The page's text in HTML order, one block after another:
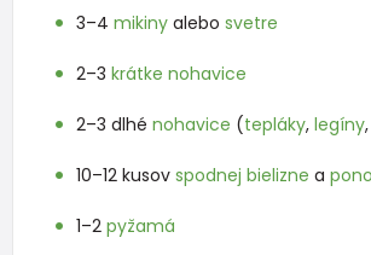
3–4mikiny alebosvetre
2–3krátke nohavice
2–3 dlhénohavice (tepláky,legíny
10–12 kusovspodnej bielizne a
1–2pyžamá